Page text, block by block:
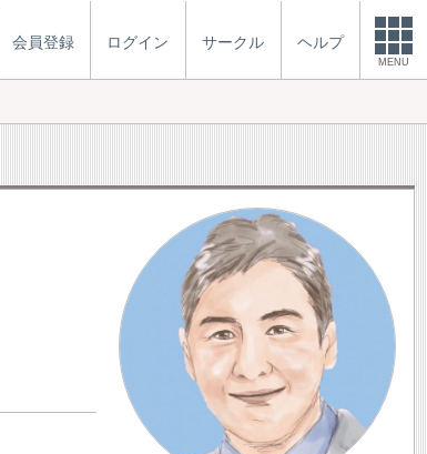
会員登録 ログイン サークル ヘルプ
MENU